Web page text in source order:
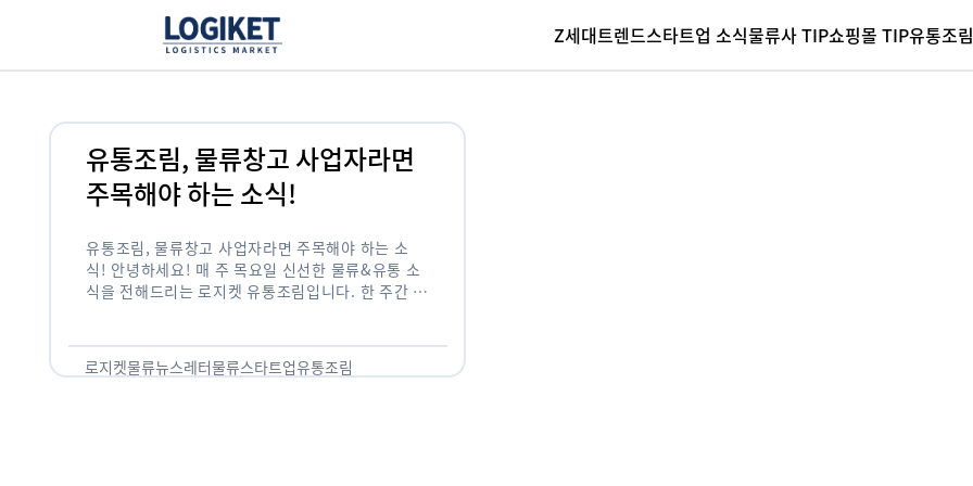
Z세대트렌드스타트업 소식물류사 TIP쇼핑몰 TIP유통조림
유통조림, 물류창고 사업자라면
주목해야 하는 소식!
유통조림, 물류창고 사업자라면 주목해야 하는 소
식! 안녕하세요! 매 주 목요일 신선한 물류&유통 소
식을 전해드리는 로지켓 유통조림입니다. 한 주간 뉴
로지켓물류뉴스레터물류스타트업유통조림